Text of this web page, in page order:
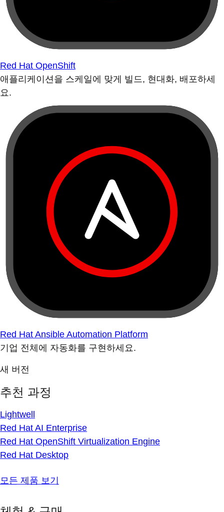
Red Hat OpenShift
애플리케이션을 스케일에 맞게 빌드, 현대화, 배포하세
요.
Red Hat Ansible Automation Platform
기업 전체에 자동화를 구현하세요.
새 버전
추천 과정
Lightwell
Red Hat AI Enterprise
Red Hat OpenShift Virtualization Engine
Red Hat Desktop
모든 제품 보기